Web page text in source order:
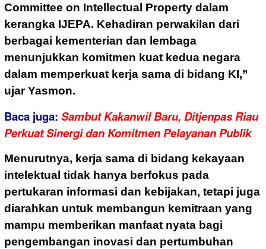
Committee on Intellectual Property dalam
kerangka IJEPA. Kehadiran perwakilan dari
berbagai kementerian dan lembaga
menunjukkan komitmen kuat kedua negara
dalam memperkuat kerja sama di bidang KI,”
ujar Yasmon.
Baca juga: Sambut Kakanwil Baru, Ditjenpas Riau
Perkuat Sinergi dan Komitmen Pelayanan Publik
Menurutnya, kerja sama di bidang kekayaan
intelektual tidak hanya berfokus pada
pertukaran informasi dan kebijakan, tetapi juga
diarahkan untuk membangun kemitraan yang
mampu memberikan manfaat nyata bagi
pengembangan inovasi dan pertumbuhan